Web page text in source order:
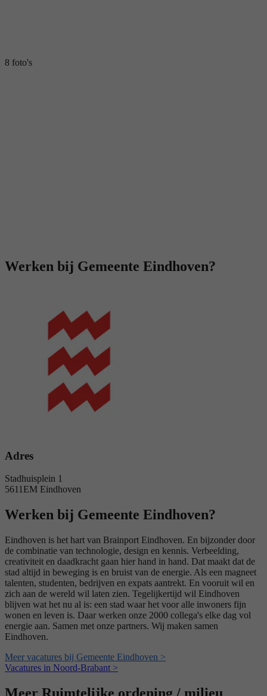
8 foto's
Werken bij Gemeente Eindhoven?
Adres
Stadhuisplein 1
5611EM Eindhoven
Werken bij Gemeente Eindhoven?
Eindhoven is het hart van Brainport Eindhoven. En bijzonder door
de combinatie van technologie, design en kennis. Verbeelding,
creativiteit en daadkracht gaan hier hand in hand. Dat maakt dat de
stad altijd in beweging is en bruist van de energie. Als een magneet
talenten, studenten, bedrijven en expats aantrekt. En vooruit wil en
zich aan de wereld wil laten zien. Tegelijkertijd wil Eindhoven
blijven wat het nu al is: een stad waar het voor alle inwoners fijn
wonen en leven is. Daar werken onze 2000 collega's elke dag vol
energie aan. Samen met onze partners. Wij maken samen
Eindhoven.
Meer vacatures bij Gemeente Eindhoven >
Vacatures in Noord-Brabant >